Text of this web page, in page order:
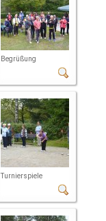
Begrüßung
Turnierspiele